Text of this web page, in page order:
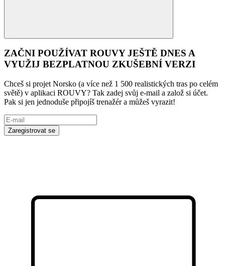
ZAČNI POUŽÍVAT ROUVY JEŠTĚ DNES A
VYUŽIJ BEZPLATNOU ZKUŠEBNÍ VERZI
Chceš si projet Norsko (a více než 1 500 realistických tras po celém
světě) v aplikaci ROUVY? Tak zadej svůj e-mail a založ si účet.
Pak si jen jednoduše připojíš trenažér a můžeš vyrazit!
Zaregistrovat se